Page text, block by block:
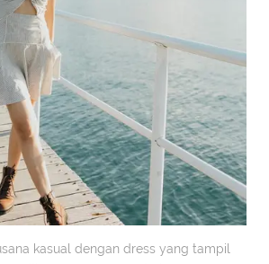
kasual dengan dress yang tampil